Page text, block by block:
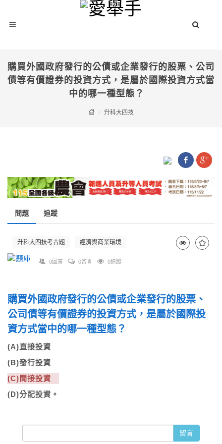
購買外國政府發行的公債或企業發行的股票、公司
債等有價證券的投資方式，是屬於國際投資方式當
中的哪一種型態？
升科大四技
問題 追蹤
升科大四技考古題 經濟與商業環境
0回答 0留言 0追蹤
購買外國政府發行的公債或企業發行的股票、
公司債等有價證券的投資方式，是屬於國際投
資方式當中的哪一種型態？
(A)直接投資
(B)發行投資
(C)間接投資
(D)分配投資。
留言